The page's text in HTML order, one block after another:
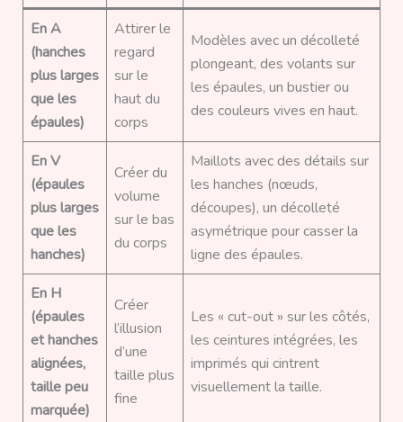
En A
(hanches
plus larges
que les
épaules)
Attirer le
regard
sur le
haut du
corps
Modèles avec un décolleté
plongeant, des volants sur
les épaules, un bustier ou
des couleurs vives en haut.
En V
(épaules
plus larges
que les
hanches)
Créer du
volume
sur le bas
du corps
Maillots avec des détails sur
les hanches (nœuds,
découpes), un décolleté
asymétrique pour casser la
ligne des épaules.
En H
(épaules
et hanches
alignées,
taille peu
marquée)
Créer
l’illusion
d’une
taille plus
fine
Les « cut-out » sur les côtés,
les ceintures intégrées, les
imprimés qui cintrent
visuellement la taille.